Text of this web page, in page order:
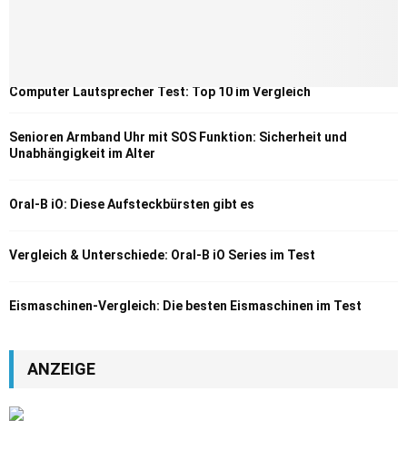
Computer Lautsprecher Test: Top 10 im Vergleich
Senioren Armband Uhr mit SOS Funktion: Sicherheit und
Unabhängigkeit im Alter
Oral-B iO: Diese Aufsteckbürsten gibt es
Vergleich & Unterschiede: Oral-B iO Series im Test
Eismaschinen-Vergleich: Die besten Eismaschinen im Test
ANZEIGE